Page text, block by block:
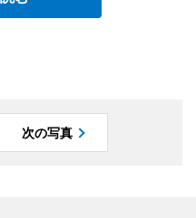
次の写真